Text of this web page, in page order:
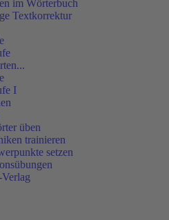
im Wörterbuch
Textkorrektur
I
üben
trainieren
setzen